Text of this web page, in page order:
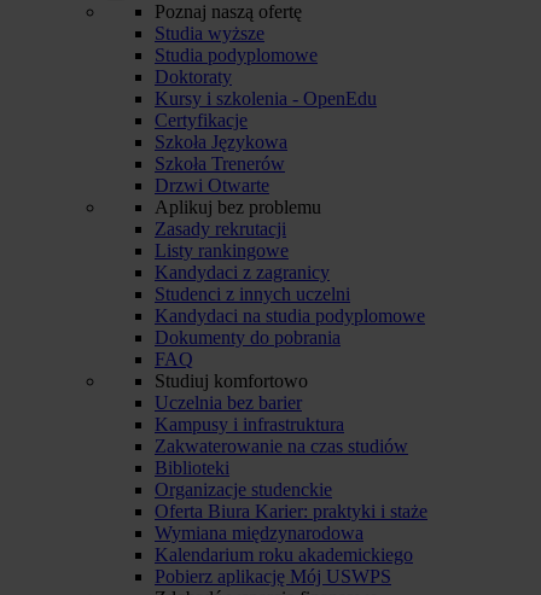
Poznaj naszą ofertę
Studia wyższe
Studia podyplomowe
Doktoraty
Kursy i szkolenia - OpenEdu
Certyfikacje
Szkoła Językowa
Szkoła Trenerów
Drzwi Otwarte
Aplikuj bez problemu
Zasady rekrutacji
Listy rankingowe
Kandydaci z zagranicy
Studenci z innych uczelni
Kandydaci na studia podyplomowe
Dokumenty do pobrania
FAQ
Studiuj komfortowo
Uczelnia bez barier
Kampusy i infrastruktura
Zakwaterowanie na czas studiów
Biblioteki
Organizacje studenckie
Oferta Biura Karier: praktyki i staże
Wymiana międzynarodowa
Kalendarium roku akademickiego
Pobierz aplikację Mój USWPS